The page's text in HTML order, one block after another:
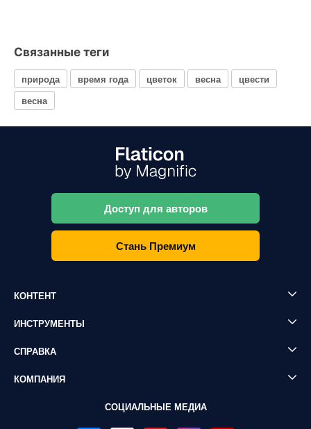
Связанные теги
природа время года цветок весна
цвести
весна
Доступ для авторов
Стань Премиум
КОНТЕНТ
ИНСТРУМЕНТЫ
СПРАВКА
КОМПАНИЯ
СОЦИАЛЬНЫЕ МЕДИА